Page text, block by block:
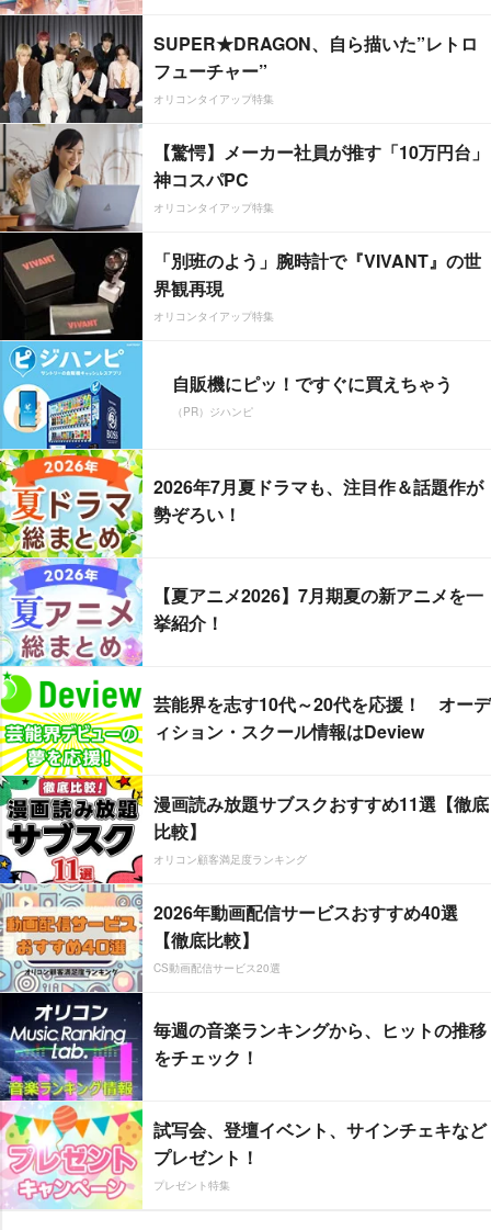
SUPER★DRAGON、自ら描いた”レトロ
フューチャー”
オリコンタイアップ特集
【驚愕】メーカー社員が推す「10万円台」
神コスパPC
オリコンタイアップ特集
「別班のよう」腕時計で『VIVANT』の世
界観再現
オリコンタイアップ特集
自販機にピッ！ですぐに買えちゃう
（PR）ジハンピ
2026年7月夏ドラマも、注目作＆話題作が
勢ぞろい！
【夏アニメ2026】7月期夏の新アニメを一
挙紹介！
芸能界を志す10代～20代を応援！ オーデ
ィション・スクール情報はDeview
漫画読み放題サブスクおすすめ11選【徹底
比較】
オリコン顧客満足度ランキング
2026年動画配信サービスおすすめ40選
【徹底比較】
CS動画配信サービス20選
毎週の音楽ランキングから、ヒットの推移
をチェック！
試写会、登壇イベント、サインチェキなど
プレゼント！
プレゼント特集